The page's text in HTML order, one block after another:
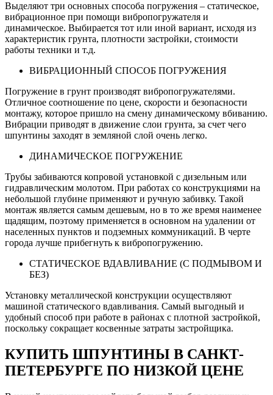
Выделяют три основных способа погружения – статическое,
вибрационное при помощи вибропогружателя и
динамическое. Выбирается тот или иной вариант, исходя из
характеристик грунта, плотности застройки, стоимости
работы техники и т.д.
ВИБРАЦИОННЫЙ СПОСОБ ПОГРУЖЕНИЯ
Погружение в грунт производят вибропогружателями.
Отличное соотношение по цене, скорости и безопасности
монтажу, которое пришло на смену динамическому вбиванию.
Вибрации приводят в движение слои грунта, за счет чего
шпунтины заходят в земляной слой очень легко.
ДИНАМИЧЕСКОЕ ПОГРУЖЕНИЕ
Трубы забиваются копровой установкой с дизельным или
гидравлическим молотом. При работах со конструкциями на
небольшой глубине применяют и ручную забивку. Такой
монтаж является самым дешевым, но в то же время наименее
щадящим, поэтому применяется в основном на удалении от
населенных пунктов и подземных коммуникаций. В черте
города лучше прибегнуть к вибропогружению.
СТАТИЧЕСКОЕ ВДАВЛИВАНИЕ (С ПОДМЫВОМ И
БЕЗ)
Установку металлической конструкции осуществляют
машиной статического вдавливания. Самый выгодный и
удобный способ при работе в районах с плотной застройкой,
поскольку сокращает косвенные затраты застройщика.
КУПИТЬ ШПУНТИНЫ В САНКТ-
ПЕТЕРБУРГЕ ПО НИЗКОЙ ЦЕНЕ